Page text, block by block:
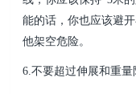
能的话，你也应该避
他架空危险。
6.不要超过伸展和重量